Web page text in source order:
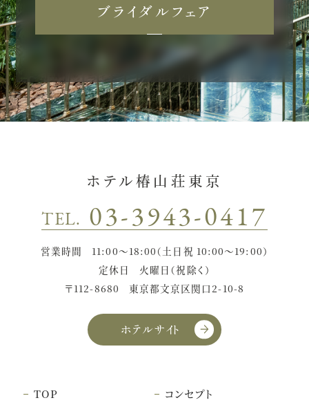
ブライダルフェア
ホテル椿山荘東京
TEL. 03-3943-0417
営業時間
11:00〜18:00（土日祝 10:00〜19:00）
定休日
火曜日（祝除く）
〒112-8680
東京都文京区関口2-10-8
ホテルサイト
TOP コンセプト